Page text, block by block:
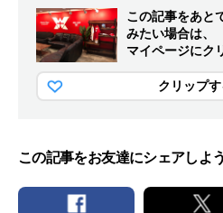
この記事をあと
みたい場合は、
マイページにク
クリップす
この記事をお友達にシェアしよ